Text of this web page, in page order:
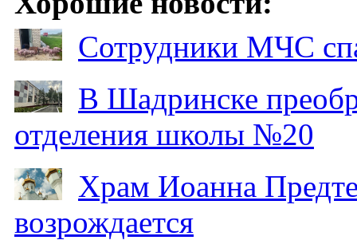
Сотрудники МЧС
В Шадринске
отделения школы №20
Храм Иоанна
возрождается